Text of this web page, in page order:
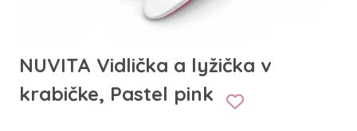
NUVITA Vidlička a lyžička v
krabičke, Pastel pink